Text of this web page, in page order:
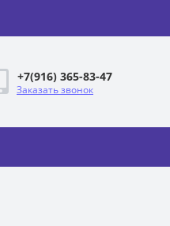
+7(916) 365-83-47
Заказать звонок